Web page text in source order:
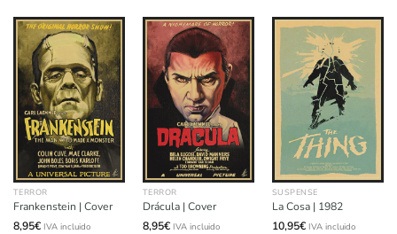
TERROR
Frankenstein | Cover
8,95€ IVA incluido
TERROR
Drácula | Cover
8,95€ IVA incluido
SUSPENSE
La Cosa | 1982
10,95€ IVA incluido